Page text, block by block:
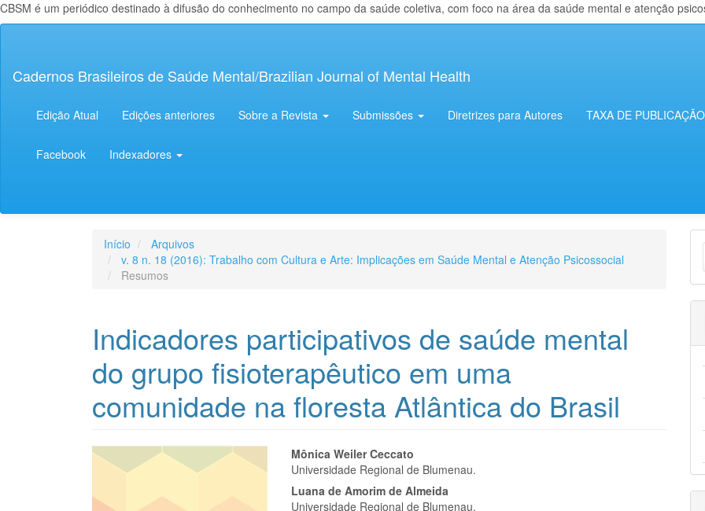
CBSM é um periódico destinado à difusão do conhecimento no campo da saúde coletiva, com foco na área da saúde mental e atenção
principal
Lateral
Cadernos Brasileiros de Saúde Mental/Brazilian Journal of Mental Health
Edição Atual Edições anteriores Sobre a Revista Submissões Diretrizes para Autores TAXA DE PUBLICAÇÃO
Facebook Indexadores
Início
Arquivos
v. 8 n. 18 (2016): Trabalho com Cultura e Arte: Implicações em Saúde Mental e Atenção Psicossocial
Resumos
Indicadores participativos de saúde mental
do grupo fisioterapêutico em uma
comunidade na floresta Atlântica do Brasil
Barra
Conteúdo
do
Mônica Weiler Ceccato
Universidade Regional de Blumenau.
Luana de Amorim de Almeida
Universidade Regional de Blumenau.